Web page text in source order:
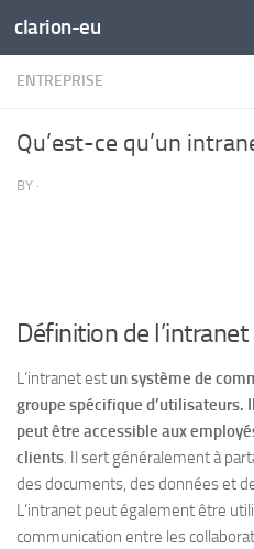
Skip to content
clarion-eu
ENTREPRISE
Qu’est-ce qu’un
BY ·
Définition de l’intranet
L’intranet est un système de
groupe spécifique d’utilisateurs.
peut être accessible aux
clients. Il sert généralement à
des documents, des données et
L’intranet peut également être
communication entre les